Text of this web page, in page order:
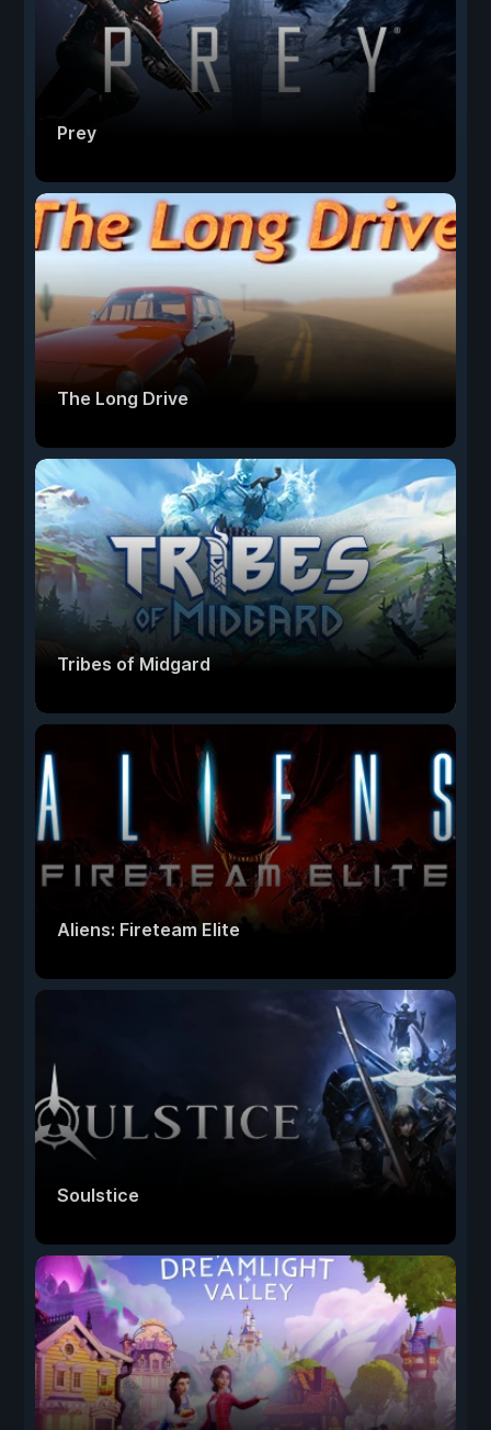
Prey
The Long Drive
Tribes of Midgard
Aliens: Fireteam Elite
Soulstice